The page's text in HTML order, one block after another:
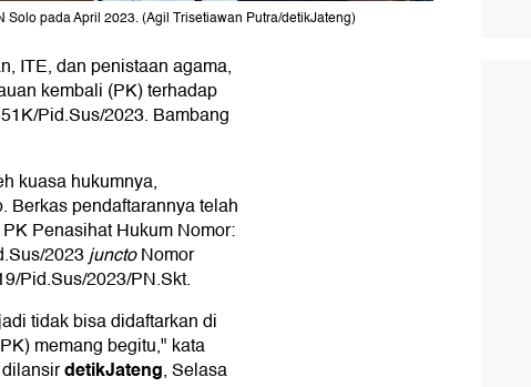
pada April 2023. (Agil Trisetiawan Putra/detikJateng)
ITE, dan penistaan agama,
kembali (PK) terhadap
Pid.Sus/2023. Bambang
kuasa hukumnya,
Berkas pendaftarannya telah
Penasihat Hukum Nomor:
2023junctoNomor
Pid.Sus/2023/PN.Skt.
tidak bisa didaftarkan di
memang begitu," kata
detikJateng, Selasa